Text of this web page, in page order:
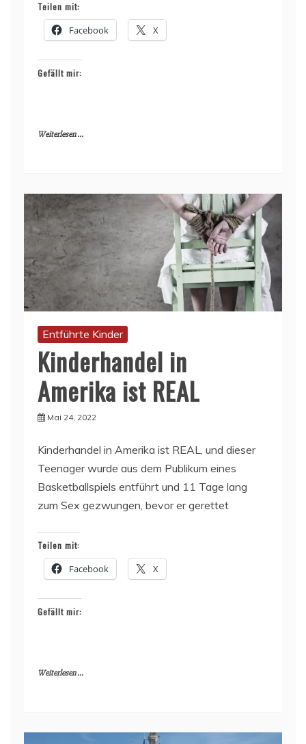
Teilen mit:
Facebook X
Gefällt mir:
Weiterlesen ...
Entführte Kinder
Kinderhandel in
Amerika ist REAL
Mai 24, 2022
Kinderhandel in Amerika ist REAL, und dieser
Teenager wurde aus dem Publikum eines
Basketballspiels entführt und 11 Tage lang
zum Sex gezwungen, bevor er gerettet
Teilen mit:
Facebook X
Gefällt mir:
Weiterlesen ...